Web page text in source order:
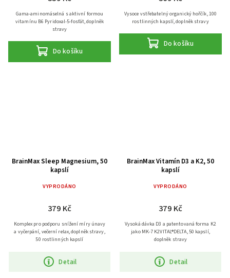
Do košíku
Gama-aminomáselná s aktivní formou
vitamínu B6 Pyridoxal-5-fosfát, doplněk
stravy
Do košíku
Vysoce vstřebatelný organický hořčík, 100
rostlinných kapslí, doplněk stravy
BrainMax Sleep Magnesium, 50
kapslí
VYPRODÁNO
379 Kč
Detail
Komplex pro podporu snížení míry únavy
a vyčerpání, večerní relax, doplněk stravy,
50 rostlinných kapslí
BrainMax Vitamín D3 a K2, 50
kapslí
VYPRODÁNO
379 Kč
Detail
Vysoká dávka D3 a patentovaná forma K2
jako MK-7 K2VITAL®DELTA, 50 kapslí,
doplněk stravy